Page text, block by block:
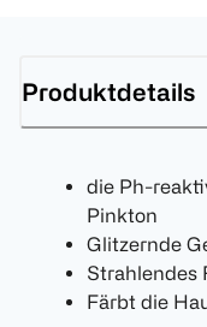
Produktdetails
die Ph-
Pinkton
Glitzernde
Strahlendes
Färbt die